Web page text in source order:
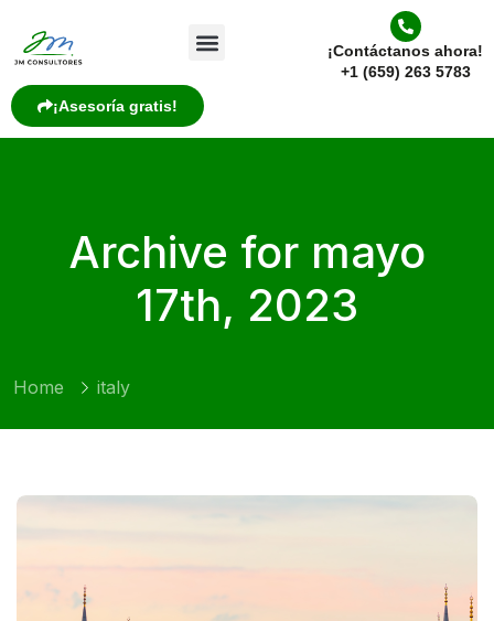
¡Contáctanos ahora!
+1 (659) 263 5783
¡Asesoría gratis!
Archive for mayo
17th, 2023
Home italy